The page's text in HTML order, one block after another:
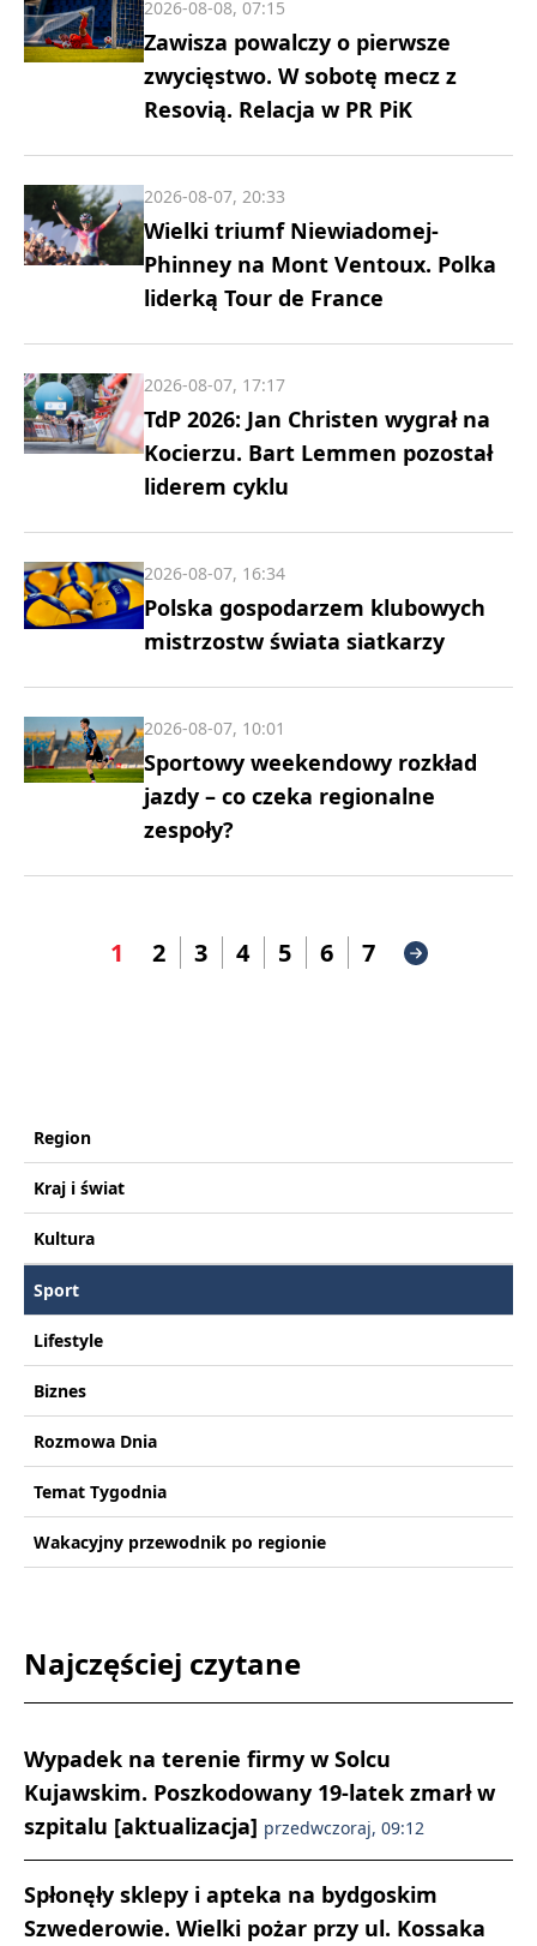
Zawisza powalczy o pierwsze
zwycięstwo. W sobotę mecz z
Resovią. Relacja w PR PiK
2026-08-08, 07:15
Wielki triumf Niewiadomej-
Phinney na Mont Ventoux. Polka
liderką Tour de France
2026-08-07, 20:33
TdP 2026: Jan Christen wygrał na
Kocierzu. Bart Lemmen pozostał
liderem cyklu
2026-08-07, 17:17
Polska gospodarzem klubowych
mistrzostw świata siatkarzy
2026-08-07, 16:34
Sportowy weekendowy rozkład
jazdy – co czeka regionalne
zespoły?
2026-08-07, 10:01
1 2 3 4 5 6 7
Region
Kraj i świat
Kultura
Sport
Lifestyle
Biznes
Rozmowa Dnia
Temat Tygodnia
Wakacyjny przewodnik po regionie
Najczęściej czytane
Wypadek na terenie firmy w Solcu
Kujawskim. Poszkodowany 19-latek zmarł w
szpitalu [aktualizacja] przedwczoraj, 09:12
Spłonęły sklepy i apteka na bydgoskim
Szwederowie. Wielki pożar przy ul. Kossaka